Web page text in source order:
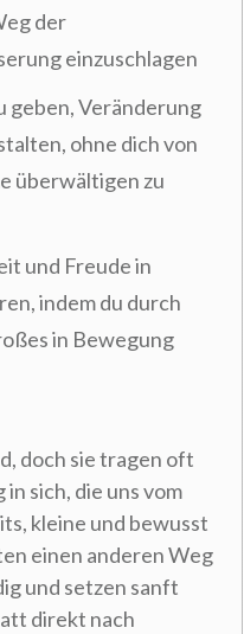
der
einzuschlagen
geben, Veränderung
ohne dich von
überwältigen zu
und Freude in
indem du durch
in Bewegung
doch sie tragen oft
sich, die uns vom
kleine und bewusst
einen anderen Weg
und setzen sanft
direkt nach